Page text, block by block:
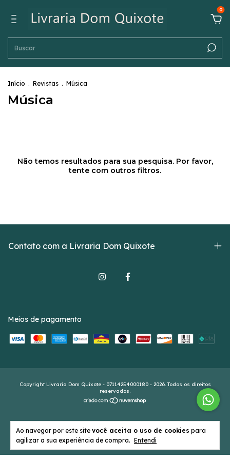
0
Ao navegar por este site você aceita o uso de cookies para
agilizar a sua experiência de compra. Entendi
Início . Revistas . Música
Música
Não temos resultados para sua pesquisa. Por favor,
tente com outros filtros.
Contato com a Livraria Dom Quixote
Meios de pagamento
Copyright Livraria Dom Quixote - 07114254000180 - 2026. Todos os direitos
reservados.